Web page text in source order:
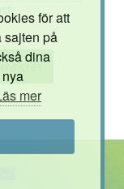
för att
sajten på
dina
mer